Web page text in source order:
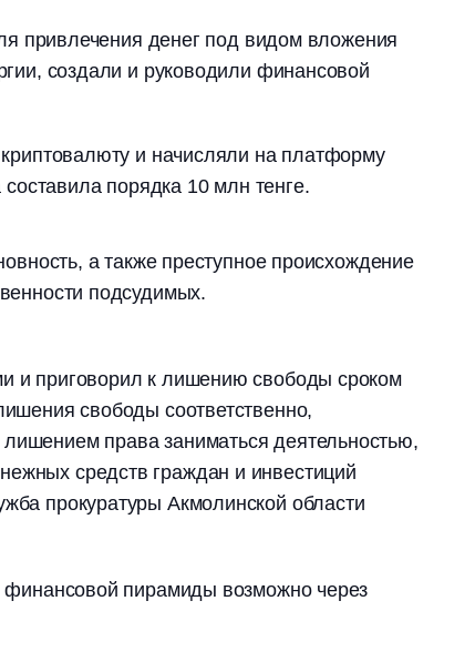
привлечения денег под видом вложения
создали и руководили финансовой
и начисляли на платформу
порядка 10 млн тенге.
а также преступное происхождение
подсудимых.
и приговорил к лишению свободы сроком
свободы соответственно,
права заниматься деятельностью,
средств граждан и инвестиций
прокуратуры Акмолинской области
пирамиды возможно через